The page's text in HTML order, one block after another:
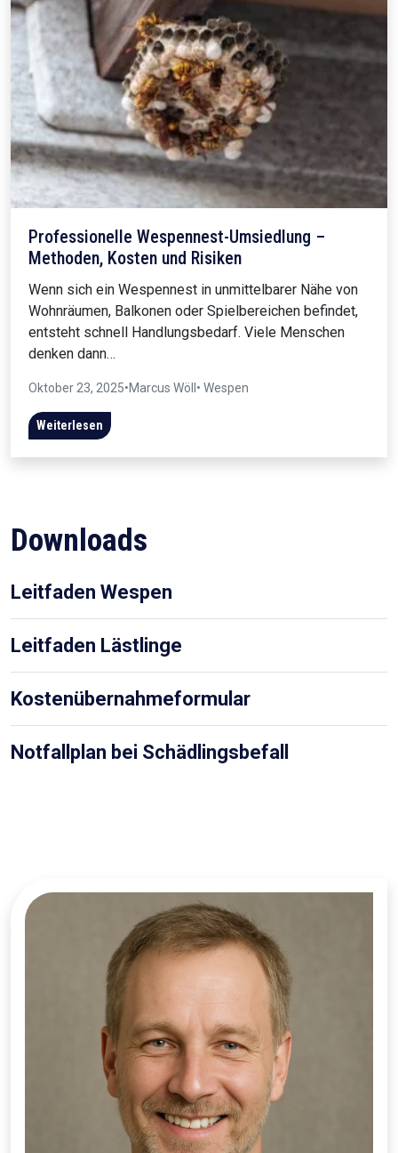
Professionelle Wespennest-Umsiedlung –
Methoden, Kosten und Risiken
Wenn sich ein Wespennest in unmittelbarer Nähe von
Wohnräumen, Balkonen oder Spielbereichen befindet,
entsteht schnell Handlungsbedarf. Viele Menschen
denken dann…
Oktober 23, 2025•Marcus Wöll • Wespen
Weiterlesen
Downloads
Leitfaden Wespen
Leitfaden Lästlinge
Kostenübernahmeformular
Notfallplan bei Schädlingsbefall